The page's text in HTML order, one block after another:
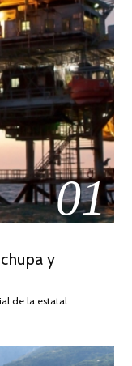
01
y
de la estatal